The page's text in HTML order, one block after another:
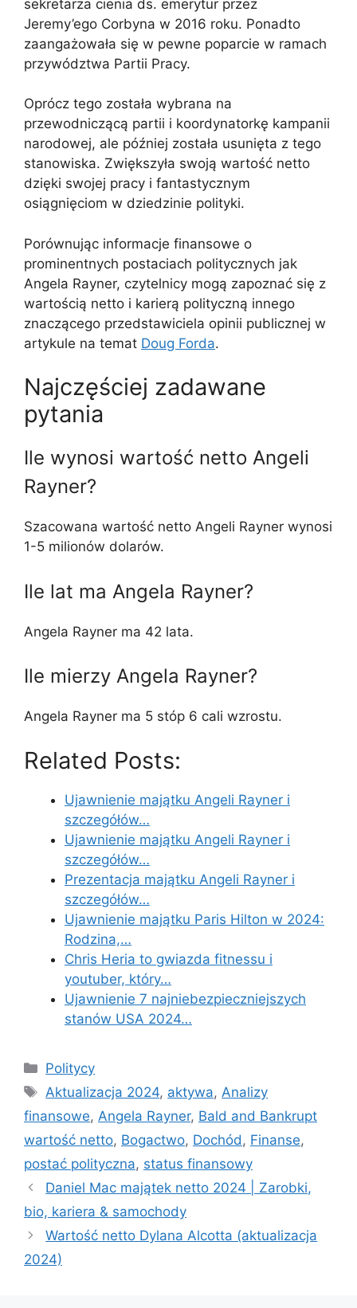
sekretarza cienia ds. emerytur przez
Jeremy’ego Corbyna w 2016 roku. Ponadto
zaangażowała się w pewne poparcie w ramach
przywództwa Partii Pracy.
Oprócz tego została wybrana na
przewodniczącą partii i koordynatorkę kampanii
narodowej, ale później została usunięta z tego
stanowiska. Zwiększyła swoją wartość netto
dzięki swojej pracy i fantastycznym
osiągnięciom w dziedzinie polityki.
Porównując informacje finansowe o
prominentnych postaciach politycznych jak
Angela Rayner, czytelnicy mogą zapoznać się z
wartością netto i karierą polityczną innego
znaczącego przedstawiciela opinii publicznej w
artykule na temat Doug Forda.
Najczęściej zadawane
pytania
Ile wynosi wartość netto Angeli
Rayner?
Szacowana wartość netto Angeli Rayner wynosi
1-5 milionów dolarów.
Ile lat ma Angela Rayner?
Angela Rayner ma 42 lata.
Ile mierzy Angela Rayner?
Angela Rayner ma 5 stóp 6 cali wzrostu.
Related Posts:
Ujawnienie majątku Angeli Rayner i
szczegółów…
Ujawnienie majątku Angeli Rayner i
szczegółów…
Prezentacja majątku Angeli Rayner i
szczegółów…
Ujawnienie majątku Paris Hilton w 2024:
Rodzina,…
Chris Heria to gwiazda fitnessu i
youtuber, który…
Ujawnienie 7 najniebezpieczniejszych
stanów USA 2024…
Categories
Politycy
Tags
Aktualizacja 2024, aktywa, Analizy
finansowe, Angela Rayner, Bald and Bankrupt
wartość netto, Bogactwo, Dochód , Finanse,
postać polityczna, status finansowy
Daniel Mac majątek netto 2024 | Zarobki,
bio, kariera & samochody
Wartość netto Dylana Alcotta (aktualizacja
2024)